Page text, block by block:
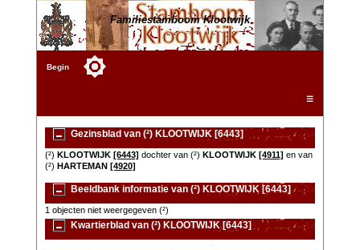
Familiestamboom Klootwijk
Begin
☰
Gezinsblad van (²) KLOOTWIJK [6443]
(²) KLOOTWIJK [6443] dochter van (²) KLOOTWIJK [4911] en van
(²) HARTEMAN [4920]
Beeldbank informatie van (²) KLOOTWIJK [6443]
1 objecten niet weergegeven (²)
Kwartierblad van (²) KLOOTWIJK [6443]